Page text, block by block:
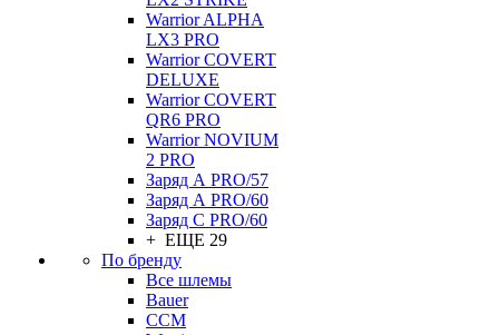
Warrior ALPHA
LX3 PRO
Warrior COVERT
DELUXE
Warrior COVERT
QR6 PRO
Warrior NOVIUM
2 PRO
Заряд А PRO/57
Заряд А PRO/60
Заряд С PRO/60
+ ЕЩЕ 29
По бренду
Все шлемы
Bauer
CCM